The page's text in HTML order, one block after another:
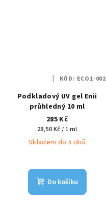
Podkladový UV gel Enii
průhledný 10 ml
285 Kč
Měrná
cena:
28,50 Kč / 1 ml
Skladem do 5 dnů
Do košíku
KÓD: ECO1-002